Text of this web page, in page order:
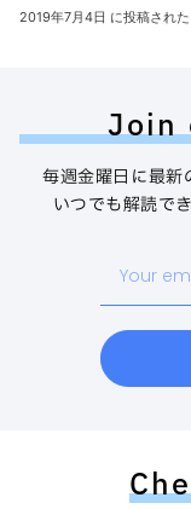
2019年7月4日 に投稿された
Join
毎週金曜日に最新
いつでも解読で
email